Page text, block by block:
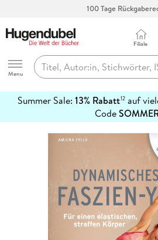
100 Tage
Hugendubel
Menu
Filiale
Summer Sale: 13% Rabatt12auf
Code
erfahren